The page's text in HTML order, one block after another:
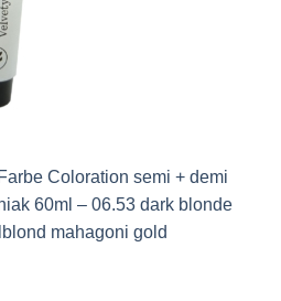
Coloration semi + demi
60ml – 06.53 dark blonde
mahagoni gold